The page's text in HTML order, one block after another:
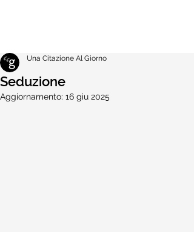
Seduzione
Una Citazione Al Giorno
Aggiornamento: 16 giu 2025